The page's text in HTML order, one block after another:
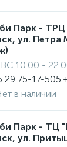
Парк - ТРЦ
ул. Петра
10:00 -
29 75-17-505
в наличии
Парк - ТЦ
ул.